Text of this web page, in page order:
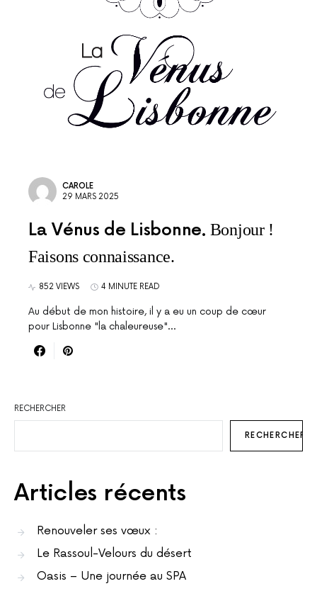
CAROLE
29 MARS 2025
La Vénus de Lisbonne Bonjour !
Faisons connaissance.
852 VIEWS 4 MINUTE READ
Au début de mon histoire, il y a eu un coup de cœur
pour Lisbonne "la chaleureuse"...
RECHERCHER
RECHERCHER
Articles récents
Renouveler ses vœux :
Le Rassoul-Velours du désert
Oasis – Une journée au SPA